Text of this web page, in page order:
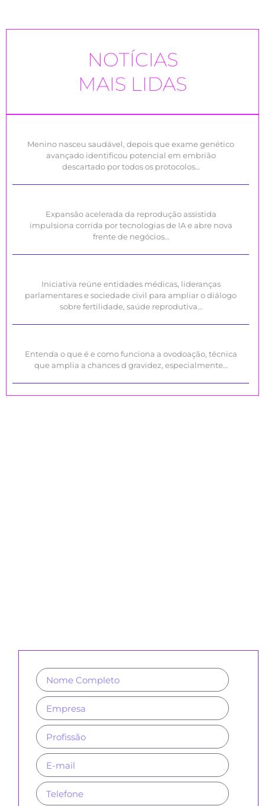
NOTÍCIAS
MAIS LIDAS
Menino nasceu saudável, depois que exame genético
avançado identificou potencial em embrião
descartado por todos os protocolos…
Expansão acelerada da reprodução assistida
impulsiona corrida por tecnologias de IA e abre nova
frente de negócios…
Iniciativa reúne entidades médicas, lideranças
parlamentares e sociedade civil para ampliar o diálogo
sobre fertilidade, saúde reprodutiva…
Entenda o que é e como funciona a ovodoação, técnica
que amplia a chances d gravidez, especialmente…